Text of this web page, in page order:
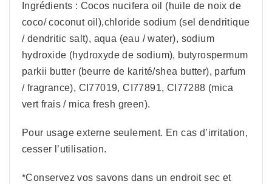
Ingrédients : Cocos nucifera oil (huile de noix de
coco/ coconut oil),chloride sodium (sel dendritique
/ dendritic salt), aqua (eau / water), sodium
hydroxide (hydroxyde de sodium), butyrospermum
parkii butter (beurre de karité/shea butter), parfum
/ fragrance), CI77019, CI77891, CI77288 (mica
vert frais / mica fresh green).
Pour usage externe seulement. En cas d’irritation,
cesser l’utilisation.
*Conservez vos savons dans un endroit sec et